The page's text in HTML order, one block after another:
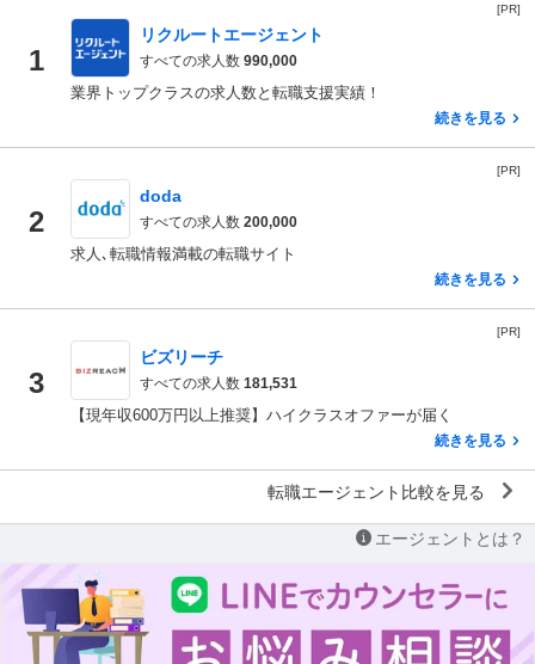
[PR]
1
リクルートエージェント
すべての求人数 990,000
業界トップクラスの求人数と転職支援実績！
続きを見る
[PR]
2
doda
すべての求人数 200,000
求人､転職情報満載の転職サイト
続きを見る
[PR]
3
ビズリーチ
すべての求人数 181,531
【現年収600万円以上推奨】ハイクラスオファーが届く
続きを見る
転職エージェント比較を見る
エージェントとは？